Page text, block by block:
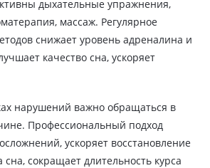
дыхательные упражнения,
массаж. Регулярное
снижает уровень адреналина и
качество сна, ускоряет
нарушений важно обращаться в
Профессиональный подход
ускоряет восстановление
сокращает длительность курса